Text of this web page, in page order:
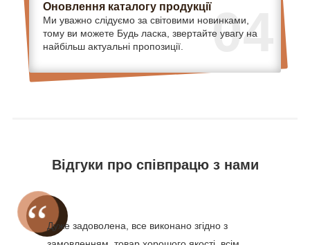
04
Оновлення каталогу продукції
Ми уважно слідуємо за світовими новинками,
тому ви можете Будь ласка, звертайте увагу на
найбільш актуальні пропозиції.
Відгуки про співпрацю з нами
Дуже задоволена, все виконано згідно з